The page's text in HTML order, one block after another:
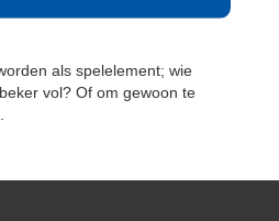
als spelelement; wie
vol? Of om gewoon te